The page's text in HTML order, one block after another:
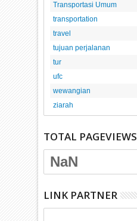
Transportasi Umum
transportation
travel
tujuan perjalanan
tur
ufc
wewangian
ziarah
TOTAL PAGEVIEWS
NaN
LINK PARTNER